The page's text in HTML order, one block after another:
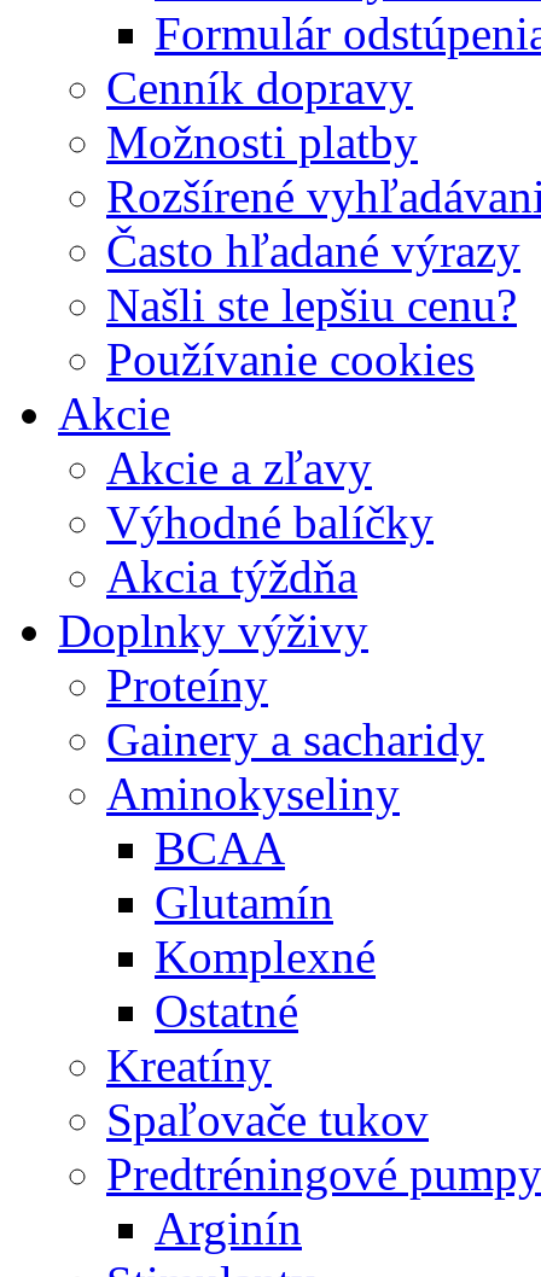
Formulár
Cenník dopravy
Možnosti platby
Rozšírené
Často hľadané výrazy
Našli ste lepšiu cenu?
Používanie cookies
Akcie
Akcie a zľavy
Výhodné balíčky
Akcia týždňa
Doplnky výživy
Proteíny
Gainery a sacharidy
Aminokyseliny
BCAA
Glutamín
Komplexné
Ostatné
Kreatíny
Spaľovače tukov
Predtréningové pumpy
Arginín